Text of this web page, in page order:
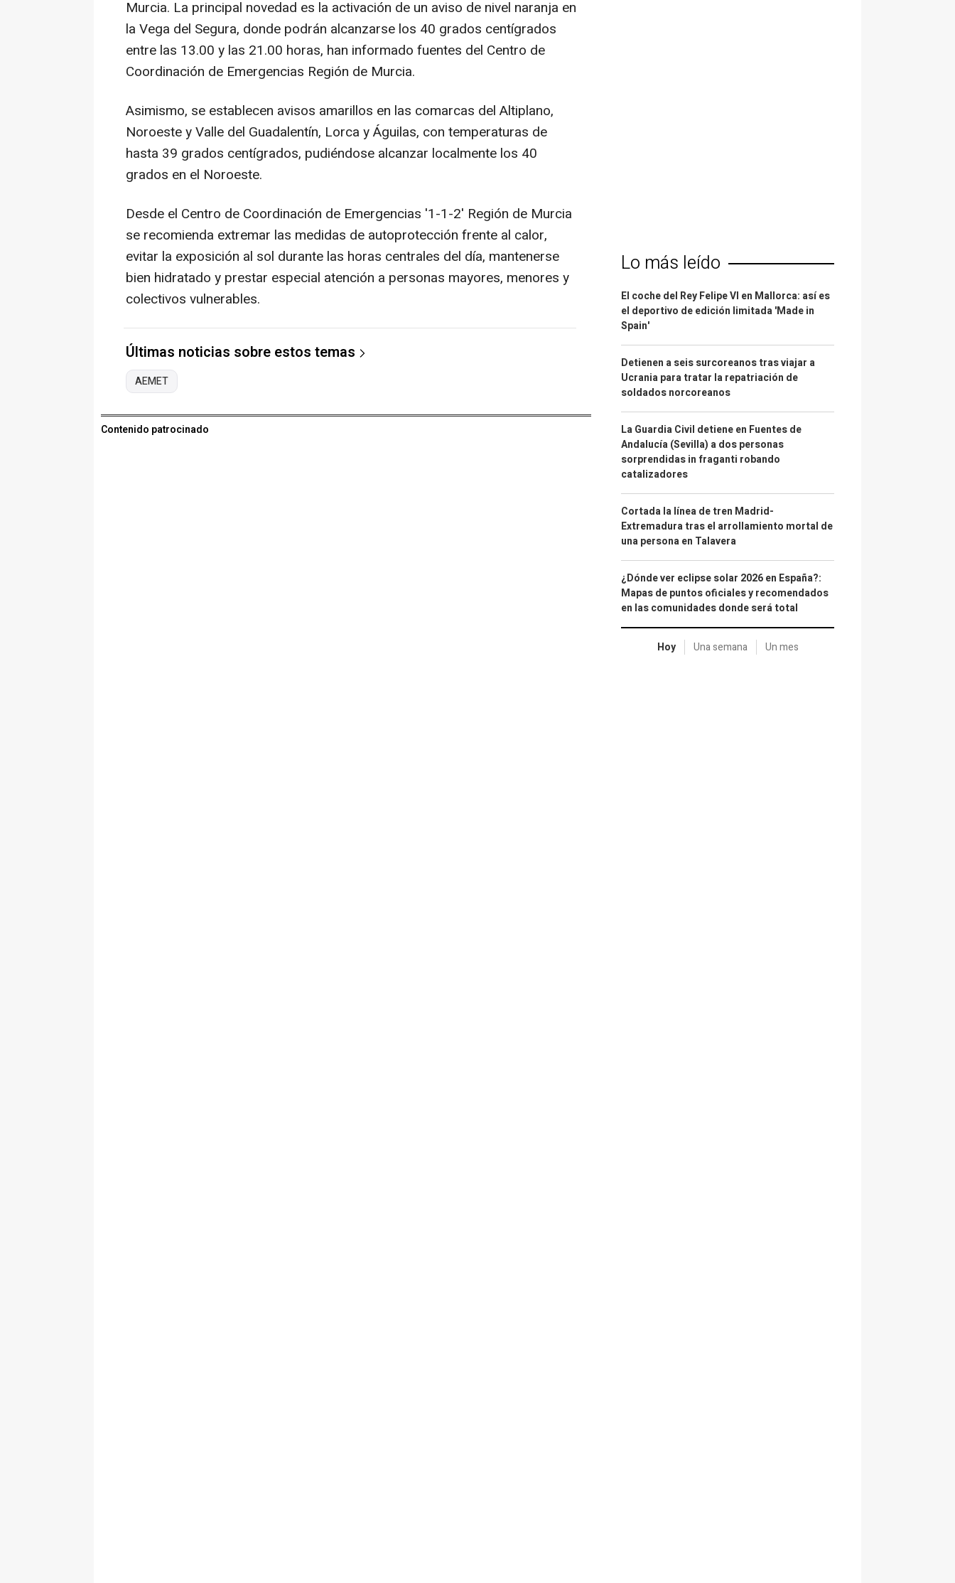
Murcia. La principal novedad es la activación de un aviso de nivel naranja en
la Vega del Segura, donde podrán alcanzarse los 40 grados centígrados
entre las 13.00 y las 21.00 horas, han informado fuentes del Centro de
Coordinación de Emergencias Región de Murcia.
Asimismo, se establecen avisos amarillos en las comarcas del Altiplano,
Noroeste y Valle del Guadalentín, Lorca y Águilas, con temperaturas de
hasta 39 grados centígrados, pudiéndose alcanzar localmente los 40
grados en el Noroeste.
Desde el Centro de Coordinación de Emergencias '1-1-2' Región de Murcia
se recomienda extremar las medidas de autoprotección frente al calor,
evitar la exposición al sol durante las horas centrales del día, mantenerse
bien hidratado y prestar especial atención a personas mayores, menores y
colectivos vulnerables.
Últimas noticias sobre estos temas
AEMET
Contenido patrocinado
Lo más leído
El coche del Rey Felipe VI en Mallorca: así es
el deportivo de edición limitada 'Made in
Spain'
Detienen a seis surcoreanos tras viajar a
Ucrania para tratar la repatriación de
soldados norcoreanos
La Guardia Civil detiene en Fuentes de
Andalucía (Sevilla) a dos personas
sorprendidas in fraganti robando
catalizadores
Cortada la línea de tren Madrid-
Extremadura tras el arrollamiento mortal de
una persona en Talavera
¿Dónde ver eclipse solar 2026 en España?:
Mapas de puntos oficiales y recomendados
en las comunidades donde será total
Hoy Una semana Un mes